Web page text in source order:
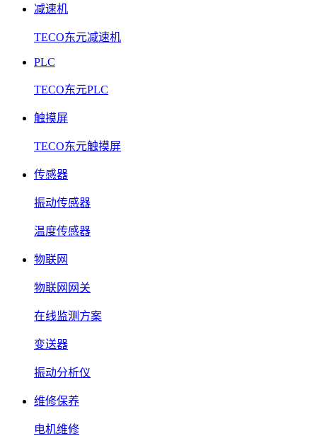
减速机
TECO东元减速机
PLC
TECO东元PLC
触摸屏
TECO东元触摸屏
传感器
振动传感器
温度传感器
物联网
物联网网关
在线监测方案
变送器
振动分析仪
维修保养
电机维修